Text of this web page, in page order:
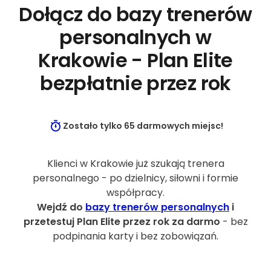
Dołącz do bazy trenerów
personalnych w
Krakowie - Plan Elite
bezpłatnie przez rok
Zostało tylko 65 darmowych miejsc!
Klienci w Krakowie już szukają trenera
personalnego - po dzielnicy, siłowni i formie
współpracy.
Wejdź do bazy trenerów personalnych i
przetestuj Plan Elite przez rok za darmo - bez
podpinania karty i bez zobowiązań.